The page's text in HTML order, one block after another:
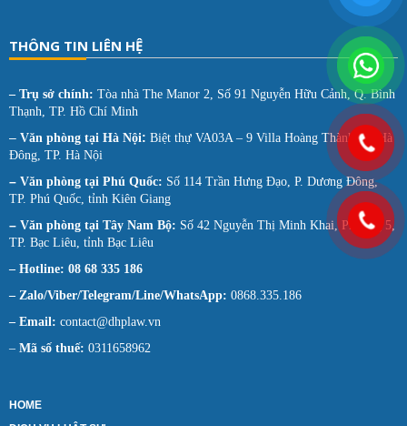
THÔNG TIN LIÊN HỆ
– Trụ sở chính: Tòa nhà The Manor 2, Số 91 Nguyễn Hữu Cảnh, Q. Bình
Thạnh, TP. Hồ Chí Minh
– Văn phòng tại Hà Nội: Biệt thự VA03A – 9 Villa Hoàng Thành, Q. Hà
Đông, TP. Hà Nội
– Văn phòng tại Phú Quốc: Số 114 Trần Hưng Đạo, P. Dương Đông,
TP. Phú Quốc, tỉnh Kiên Giang
– Văn phòng tại Tây Nam Bộ: Số 42 Nguyễn Thị Minh Khai, Phường 5,
TP. Bạc Liêu, tỉnh Bạc Liêu
– Hotline: 08 68 335 186
– Zalo/Viber/Telegram/Line/WhatsApp: 0868.335.186
– Email: contact@dhplaw.vn
– Mã số thuế: 0311658962
HOME